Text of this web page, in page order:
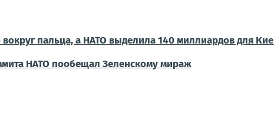
пальца, а НАТО выделила 140 миллиардов для
НАТО пообещал Зеленскому мираж